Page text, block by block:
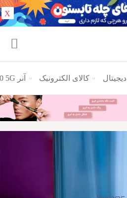
کالای الکترونیک آنر V40 5G در تاریخ ۲۹ دی ماه رسما رونمایی می‌شود
X